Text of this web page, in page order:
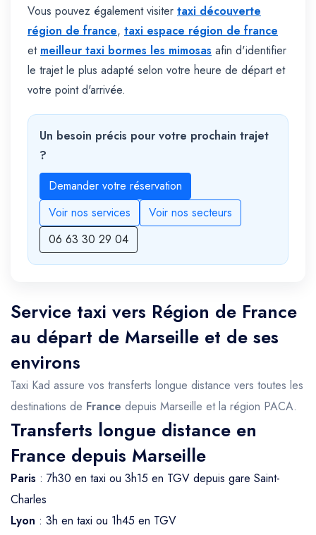
Vous pouvez également visiter taxi découverte
région de france, taxi espace région de france
et meilleur taxi bormes les mimosas afin d'identifier
le trajet le plus adapté selon votre heure de départ et
votre point d'arrivée.
Un besoin précis pour votre prochain trajet
?
Demander votre réservation
Voir nos services
Voir nos secteurs
06 63 30 29 04
Service taxi vers Région de France
au départ de Marseille et de ses
environs
Taxi Kad assure vos transferts longue distance vers toutes les
destinations de France depuis Marseille et la région PACA.
Transferts longue distance en
France depuis Marseille
Paris : 7h30 en taxi ou 3h15 en TGV depuis gare Saint-
Charles
Lyon : 3h en taxi ou 1h45 en TGV